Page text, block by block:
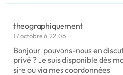
theographiquement
17 octobre à 22:06
Bonjour, pouvons-nous en
privé ? Je suis disponible dès
site ou via mes coordonnées